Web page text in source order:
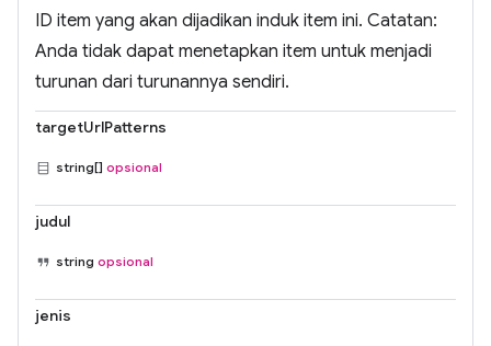
ID item yang akan dijadikan induk item ini. Catatan:
Anda tidak dapat menetapkan item untuk menjadi
turunan dari turunannya sendiri.
targetUrlPatterns
string[] opsional
judul
string opsional
jenis